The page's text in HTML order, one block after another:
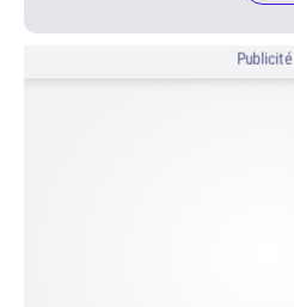
Publicité